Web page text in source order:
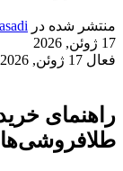
منتشر شده در
17 ژوئن, 2026
فعال 17 ژوئن, 2026
راهنمای